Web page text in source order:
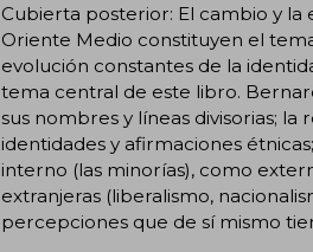
Cubierta posterior: El cambio y la
Oriente Medio constituyen el
evolución constantes de la
tema central de este libro.
sus nombres y líneas divisorias;
identidades y afirmaciones
interno (las minorías), como
extranjeras (liberalismo,
percepciones que de sí mismo